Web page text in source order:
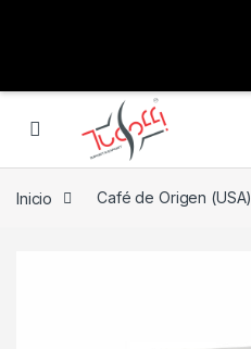
Inicio Café de Origen (USA)